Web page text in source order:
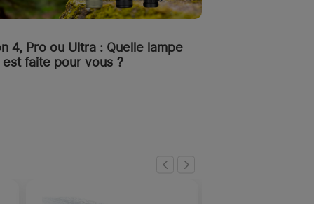
4, Pro ou Ultra : Quelle lampe
est faite pour vous ?